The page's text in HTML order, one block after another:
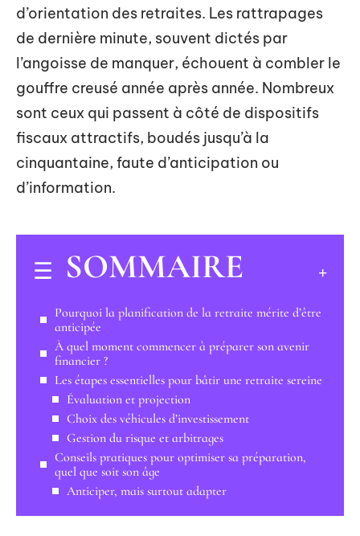
d’orientation des retraites. Les rattrapages
de dernière minute, souvent dictés par
l’angoisse de manquer, échouent à combler le
gouffre creusé année après année. Nombreux
sont ceux qui passent à côté de dispositifs
fiscaux attractifs, boudés jusqu’à la
cinquantaine, faute d’anticipation ou
d’information.
SOMMAIRE
Pourquoi la planification de la retraite mérite d’être
anticipée
À quel moment commencer à préparer son avenir
financier ?
Les étapes essentielles pour bâtir une retraite sereine
Évaluation et projection
Choix des véhicules d’investissement
Gestion du risque et arbitrages
Conseils pratiques pour optimiser sa préparation,
quel que soit son âge
Anticiper, mais surtout adapter